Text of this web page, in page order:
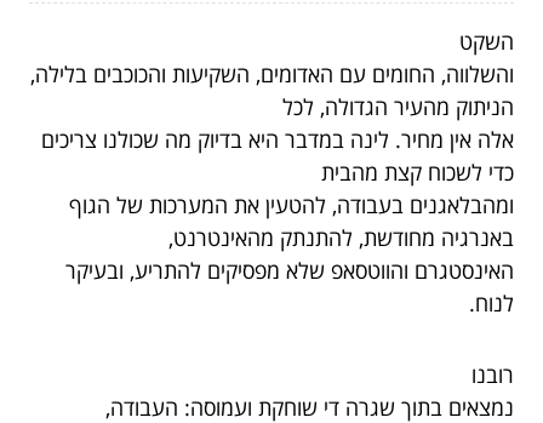
השקט
והשלווה, החומים עם האדומים, השקיעות והכוכבים בלילה,
הניתוק מהעיר הגדולה, לכל
אלה אין מחיר. לינה במדבר היא בדיוק מה שכולנו צריכים
כדי לשכוח קצת מהבית
ומהבלאגנים בעבודה, להטעין את המערכות של הגוף
באנרגיה מחודשת, להתנתק מהאינטרנט,
האינסטגרם והווטסאפ שלא מפסיקים להתריע, ובעיקר
לנוח.
רובנו
נמצאים בתוך שגרה די שוחקת ועמוסה: העבודה,